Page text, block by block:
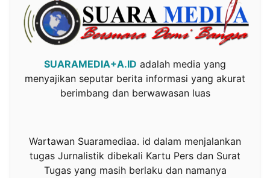
SUARAMEDIA+A.ID adalah media yang
menyajikan seputar berita informasi yang akurat
berimbang dan berwawasan luas
Wartawan Suaramediaa. id dalam menjalankan
tugas Jurnalistik dibekali Kartu Pers dan Surat
Tugas yang masih berlaku dan namanya